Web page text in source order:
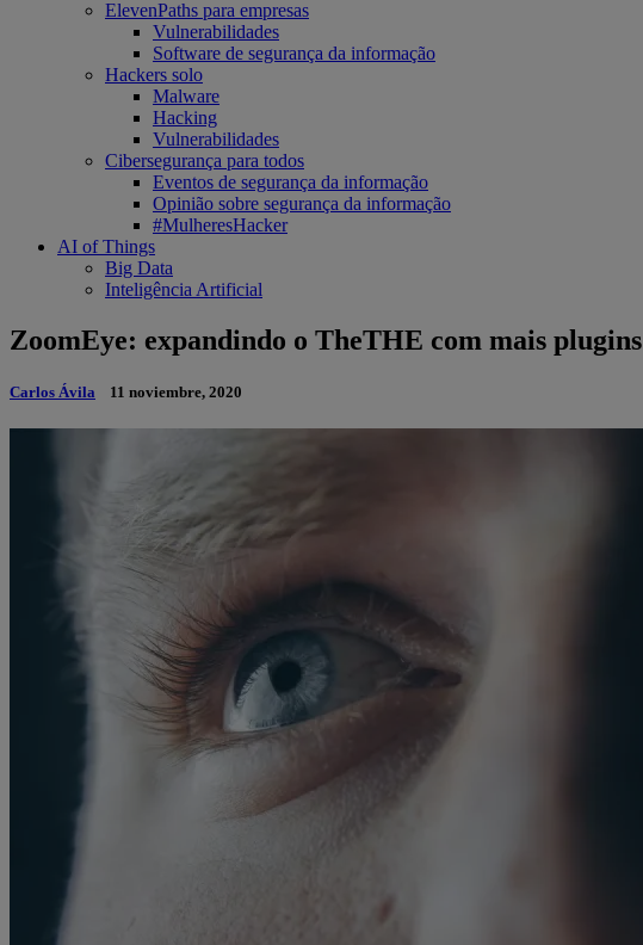
ElevenPaths para empresas
Vulnerabilidades
Software de segurança da informação
Hackers solo
Malware
Hacking
Vulnerabilidades
Cibersegurança para todos
Eventos de segurança da informação
Opinião sobre segurança da informação
#MulheresHacker
AI of Things
Big Data
Inteligência Artificial
ZoomEye: expandindo o TheTHE com mais plugins
Carlos Ávila 11 noviembre, 2020